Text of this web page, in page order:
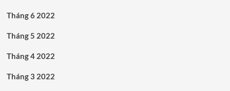
Tháng 6 2022
Tháng 5 2022
Tháng 4 2022
Tháng 3 2022